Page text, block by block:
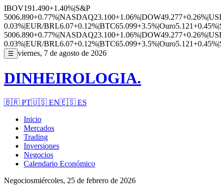
IBOV191.490+1.40%|S&P
5006.890+0.77%|NASDAQ23.100+1.06%|DOW49.277+0.26%|
0.03%|EUR/BRL6.07+0.12%|BTC65.099+3.5%|Ouro5.121+0.45%|
5006.890+0.77%|NASDAQ23.100+1.06%|DOW49.277+0.26%|
0.03%|EUR/BRL6.07+0.12%|BTC65.099+3.5%|Ouro5.121+0.45%|
☰ viernes, 7 de agosto de 2026
DINHEIROLOGIA.
🇧🇷 PT🇺🇸 EN🇪🇸 ES
Inicio
Mercados
Trading
Inversiones
Negocios
Calendario Económico
Negociosmiércoles, 25 de febrero de 2026